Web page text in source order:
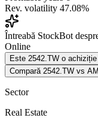
Rev. volatility 47.08%
Întreabă StockBot
Online
Este 2542.TW o
Compară 2542.TW vs
Sector
Real Estate